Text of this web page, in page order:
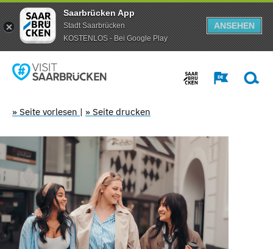
Saarbrücken App
Stadt Saarbrücken
KOSTENLOS - Bei Google Play
ANSEHEN
» Seite vorlesen | » Seite drucken